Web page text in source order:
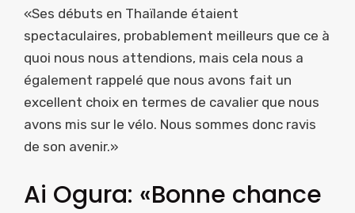
«Ses débuts en Thaïlande étaient
spectaculaires, probablement meilleurs que ce à
quoi nous nous attendions, mais cela nous a
également rappelé que nous avons fait un
excellent choix en termes de cavalier que nous
avons mis sur le vélo. Nous sommes donc ravis
de son avenir.»
Ai Ogura: «Bonne chance